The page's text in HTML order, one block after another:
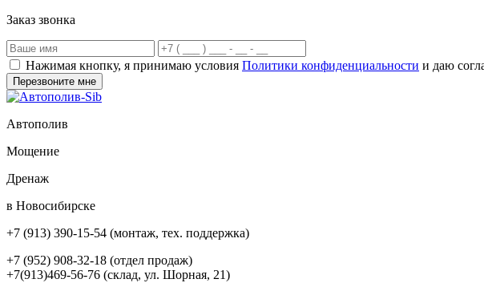
Заказ звонка
Нажимая кнопку, я принимаю условия Политики конфиденциальности и даю
Автополив
Мощение
Дренаж
в Новосибирске
+7 (913) 390-15-54 (монтаж, тех. поддержка)
+7 (952) 908-32-18 (отдел продаж)
+7(913)469-56-76 (склад, ул. Шорная, 21)